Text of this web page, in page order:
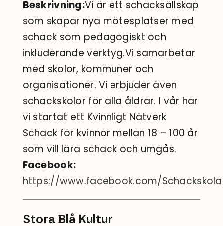
Beskrivning:Vi är ett schacksällskap
som skapar nya mötesplatser med
schack som pedagogiskt och
inkluderande verktyg.Vi samarbetar
med skolor, kommuner och
organisationer. Vi erbjuder även
schackskolor för alla åldrar. I vår har
vi startat ett Kvinnligt Nätverk
Schack för kvinnor mellan 18 – 100 år
som vill lära schack och umgås.
Facebook:
https://www.facebook.com/
Stora Blå Kultur